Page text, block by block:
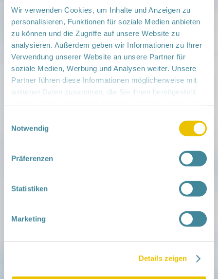
Wir verwenden Cookies, um Inhalte und Anzeigen zu
personalisieren, Funktionen für soziale Medien anbieten
zu können und die Zugriffe auf unsere Website zu
analysieren. Außerdem geben wir Informationen zu Ihrer
Verwendung unserer Website an unsere Partner für
soziale Medien, Werbung und Analysen weiter. Unsere
Partner führen diese Informationen möglicherweise mit
weiteren Daten zusammen, die Sie ihnen bereitgestellt
Notwendig
Präferenzen
Statistiken
Marketing
Details zeigen
13.01.2026.pdf,Entspannung & Bewegung in
Schwangerschaft & Elternzeit Forst
14.04.2026.pdf
Veranstaltungsort:
RNGK - SPN, Berliner Straße 9, 03149 Forst
› auf Google Maps anzeigen
Weitere Infos:
iCal•Google Calendar
Mitmachen